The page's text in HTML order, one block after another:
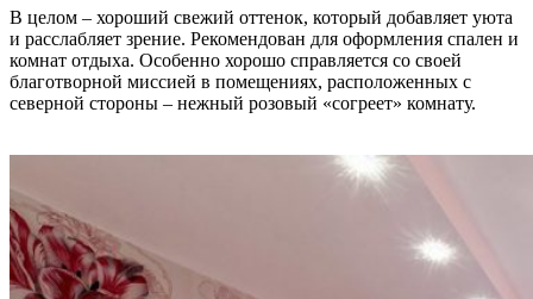
В целом – хороший свежий оттенок, который добавляет уюта
и расслабляет зрение. Рекомендован для оформления спален и
комнат отдыха. Особенно хорошо справляется со своей
благотворной миссией в помещениях, расположенных с
северной стороны – нежный розовый «согреет» комнату.